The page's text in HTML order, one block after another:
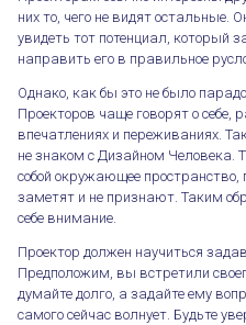
них то, чего не видят остальные.
увидеть тот потенциал, который
направить его в правильное
Однако, как бы это не было
Проекторов чаще говорят о себе,
впечатлениях и переживаниях.
не знаком с Дизайном Человека.
собой окружающее пространство,
заметят и не признают. Таким
себе внимание.
Проектор должен научиться
Предположим, вы встретили
думайте долго, а задайте ему
самого сейчас волнует. Будьте